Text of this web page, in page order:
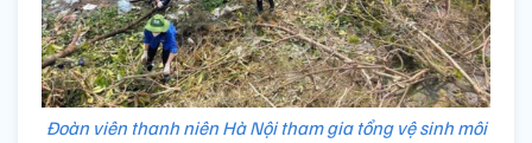
Đoàn viên thanh niên Hà Nội tham gia tổng vệ sinh môi